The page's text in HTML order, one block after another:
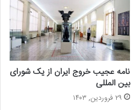
نامه عجیب خروج ایران از یک شورای
بین المللی
۲۹ فروردین, ۱۴۰۳